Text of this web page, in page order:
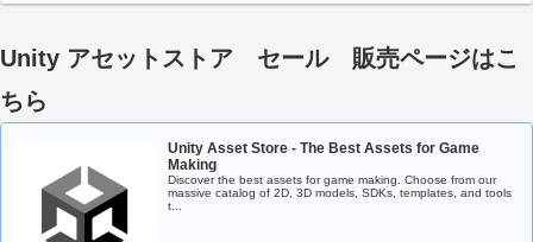
Unity アセットストア セール 販売ページはこ
ちら
Unity Asset Store - The Best Assets for Game
Making
Discover the best assets for game making. Choose from our
massive catalog of 2D, 3D models, SDKs, templates, and tools
t...